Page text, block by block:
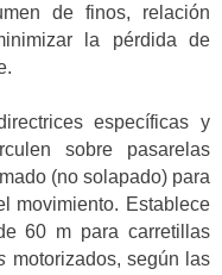
de finos, relación
la pérdida de
específicas y
sobre pasarelas
(no solapado) para
movimiento. Establece
60 m para carretillas
motorizados, según las